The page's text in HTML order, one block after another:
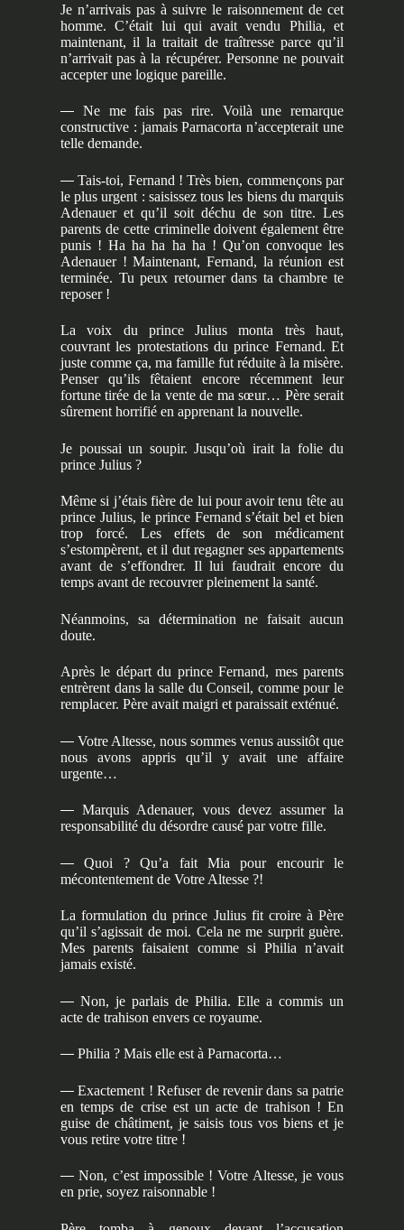
Je n’arrivais pas à suivre le raisonnement de cet
homme. C’était lui qui avait vendu Philia, et
maintenant, il la traitait de traîtresse parce qu’il
n’arrivait pas à la récupérer. Personne ne pouvait
accepter une logique pareille.
— Ne me fais pas rire. Voilà une remarque
constructive : jamais Parnacorta n’accepterait une
telle demande.
—Tais-toi, Fernand ! Très bien, commençons par
le plus urgent : saisissez tous les biens du marquis
Adenauer et qu’il soit déchu de son titre. Les
parents de cette criminelle doivent également être
punis ! Ha ha ha ha ha ! Qu’on convoque les
Adenauer ! Maintenant, Fernand, la réunion est
terminée. Tu peux retourner dans ta chambre te
reposer !
La voix du prince Julius monta très haut,
couvrant les protestations du prince Fernand. Et
juste comme ça, ma famille fut réduite à la misère.
Penser qu’ils fêtaient encore récemment leur
fortune tirée de la vente de ma sœur… Père serait
sûrement horrifié en apprenant la nouvelle.
Je poussai un soupir. Jusqu’où irait la folie du
prince Julius ?
Même si j’étais fière de lui pour avoir tenu tête au
prince Julius, le prince Fernand s’était bel et bien
trop forcé. Les effets de son médicament
s’estompèrent, et il dut regagner ses appartements
avant de s’effondrer. Il lui faudrait encore du
temps avant de recouvrer pleinement la santé.
Néanmoins, sa détermination ne faisait aucun
doute.
Après le départ du prince Fernand, mes parents
entrèrent dans la salle du Conseil, comme pour le
remplacer. Père avait maigri et paraissait exténué.
— Votre Altesse, nous sommes venus aussitôt que
nous avons appris qu’il y avait une affaire
urgente…
— Marquis Adenauer, vous devez assumer la
responsabilité du désordre causé par votre fille.
—Quoi ? Qu’a fait Mia pour encourir le
mécontentement de Votre Altesse ?!
La formulation du prince Julius fit croire à Père
qu’il s’agissait de moi. Cela ne me surprit guère.
Mes parents faisaient comme si Philia n’avait
jamais existé.
— Non, je parlais de Philia. Elle a commis un
acte de trahison envers ce royaume.
— Philia ? Mais elle est à Parnacorta…
—Exactement ! Refuser de revenir dans sa patrie
en temps de crise est un acte de trahison ! En
guise de châtiment, je saisis tous vos biens et je
vous retire votre titre !
—Non, c’est impossible ! Votre Altesse, je vous
en prie, soyez raisonnable !